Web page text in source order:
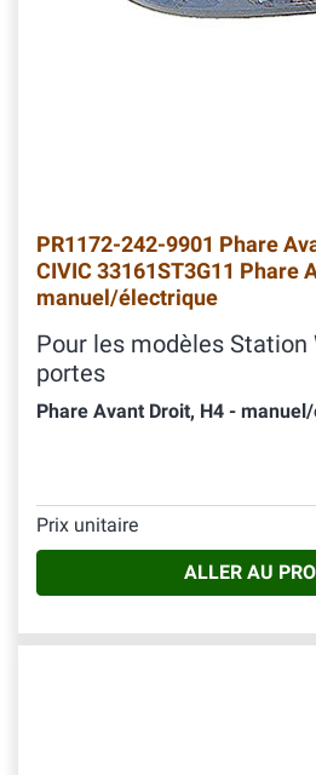
PR1172-242-9901 Phare
CIVIC 33161ST3G11 Phare
manuel/électrique
Pour les modèles Station
portes
Phare Avant Droit, H4 -
Prix unitaire
ALLER AU